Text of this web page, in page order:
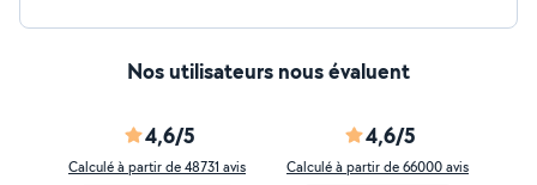
Nos utilisateurs nous évaluent
4,6/5
Calculé à partir de 48731 avis
4,6/5
Calculé à partir de 66000 avis